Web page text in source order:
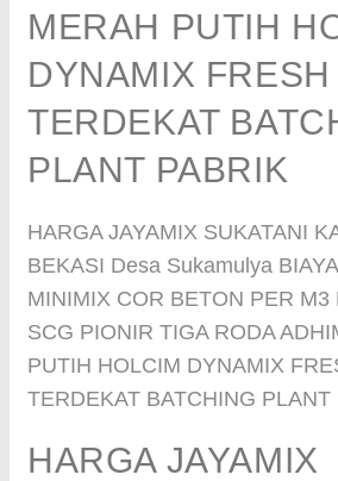
MERAH PUTIH
DYNAMIX FRESH
TERDEKAT
PLANT PABRIK
HARGA JAYAMIX SUKATANI
BEKASI Desa Sukamulya
MINIMIX COR BETON PER M3
SCG PIONIR TIGA RODA
PUTIH HOLCIM DYNAMIX
TERDEKAT BATCHING PLANT
HARGA JAYAMIX